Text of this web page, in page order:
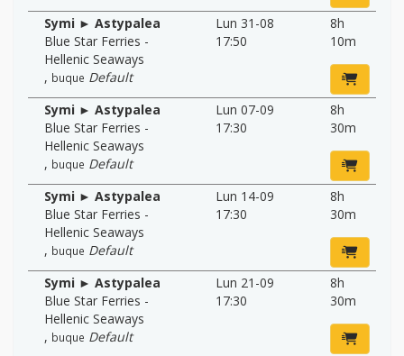
Symi ► Astypalea
Blue Star Ferries -
Hellenic Seaways
, buque Default
Lun 31-08
17:50
8h
10m
Symi ► Astypalea
Blue Star Ferries -
Hellenic Seaways
, buque Default
Lun 07-09
17:30
8h
30m
Symi ► Astypalea
Blue Star Ferries -
Hellenic Seaways
, buque Default
Lun 14-09
17:30
8h
30m
Symi ► Astypalea
Blue Star Ferries -
Hellenic Seaways
, buque Default
Lun 21-09
17:30
8h
30m